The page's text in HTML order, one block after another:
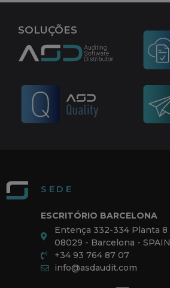
SOLUÇÕES
SEDE
ESCRITÓRIO BARCELONA
Entença 332-334 Planta 8
08029 - Barcelona - SPAIN
+34 93 764 87 07
info@asdaudit.com